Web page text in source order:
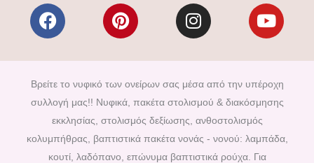
F
a
e
b
o
o
k
P
i
t
e
r
e
s
t
I
n
t
a
g
r
a
m
Y
o
t
u
b
Βρείτε το νυφικό των ονείρων σας μέσα από την υπέροχη
συλλογή μας!! Νυφικά, πακέτα στολισμού & διακόσμησης
εκκλησίας, στολισμός δεξίωσης, ανθοστολισμός
κολυμπήθρας, βαπτιστικά πακέτα νονάς - νονού: λαμπάδα,
κουτί, λαδόπανο, επώνυμα βαπτιστικά ρούχα. Για